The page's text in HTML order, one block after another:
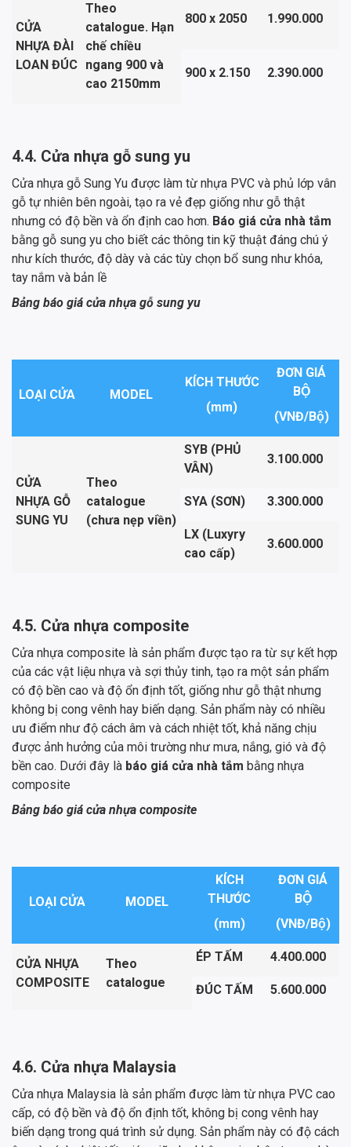
CỬA
NHỰA ĐÀI
LOAN ĐÚC
Theo
catalogue. Hạn
chế chiều
ngang 900 và
cao 2150mm
800 x 2050 1.990.000
900 x 2.150 2.390.000
4.4. Cửa nhựa gỗ sung yu
Cửa nhựa gỗ Sung Yu được làm từ nhựa PVC và phủ lớp vân
gỗ tự nhiên bên ngoài, tạo ra vẻ đẹp giống như gỗ thật
nhưng có độ bền và ổn định cao hơn. Báo giá cửa nhà tắm
bằng gỗ sung yu cho biết các thông tin kỹ thuật đáng chú ý
như kích thước, độ dày và các tùy chọn bổ sung như khóa,
tay nắm và bản lề
Bảng báo giá cửa nhựa gỗ sung yu
LOẠI CỬA MODEL
KÍCH THƯỚC
(mm)
ĐƠN GIÁ
BỘ
(VNĐ/Bộ)
CỬA
NHỰA GỖ
SUNG YU
Theo
catalogue
(chưa nẹp viền)
SYB (PHỦ
VÂN)
3.100.000
SYA (SƠN) 3.300.000
LX (Luxyry
cao cấp)
3.600.000
4.5. Cửa nhựa composite
Cửa nhựa composite là sản phẩm được tạo ra từ sự kết hợp
của các vật liệu nhựa và sợi thủy tinh, tạo ra một sản phẩm
có độ bền cao và độ ổn định tốt, giống như gỗ thật nhưng
không bị cong vênh hay biến dạng. Sản phẩm này có nhiều
ưu điểm như độ cách âm và cách nhiệt tốt, khả năng chịu
được ảnh hưởng của môi trường như mưa, nắng, gió và độ
bền cao. Dưới đây là báo giá cửa nhà tắm bằng nhựa
composite
Bảng báo giá cửa nhựa composite
LOẠI CỬA MODEL
KÍCH
THƯỚC
(mm)
ĐƠN GIÁ
BỘ
(VNĐ/Bộ)
CỬA NHỰA
COMPOSITE
Theo
catalogue
ÉP TẤM 4.400.000
ĐÚC TẤM 5.600.000
4.6. Cửa nhựa Malaysia
Cửa nhựa Malaysia là sản phẩm được làm từ nhựa PVC cao
cấp, có độ bền và độ ổn định tốt, không bị cong vênh hay
biến dạng trong quá trình sử dụng. Sản phẩm này có độ cách